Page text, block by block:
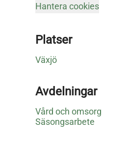
Hantera cookies
Platser
Växjö
Avdelningar
Vård och omsorg
Säsongsarbete